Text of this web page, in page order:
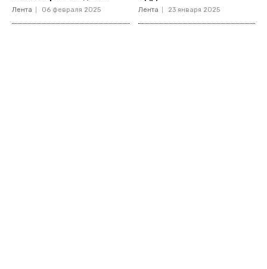
Лента 06 февраля 2025 Лента 23 января 2025